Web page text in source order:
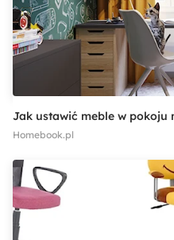
Jak ustawić meble w pokoju
Homebook.pl